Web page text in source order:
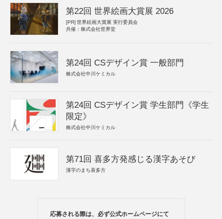
第22回 世界絵画大賞展 2026
[PR] 世界絵画大賞展 実行委員会
共催：株式会社世界堂
第24回 CSデザイン賞 一般部門
株式会社中川ケミカル
第24回 CSデザイン賞 学生部門《学生
限定》
株式会社中川ケミカル
第71回 喜多方発感じる漢字あそび
漢字のまち喜多方
応募される際は、必ず公式ホームページにて